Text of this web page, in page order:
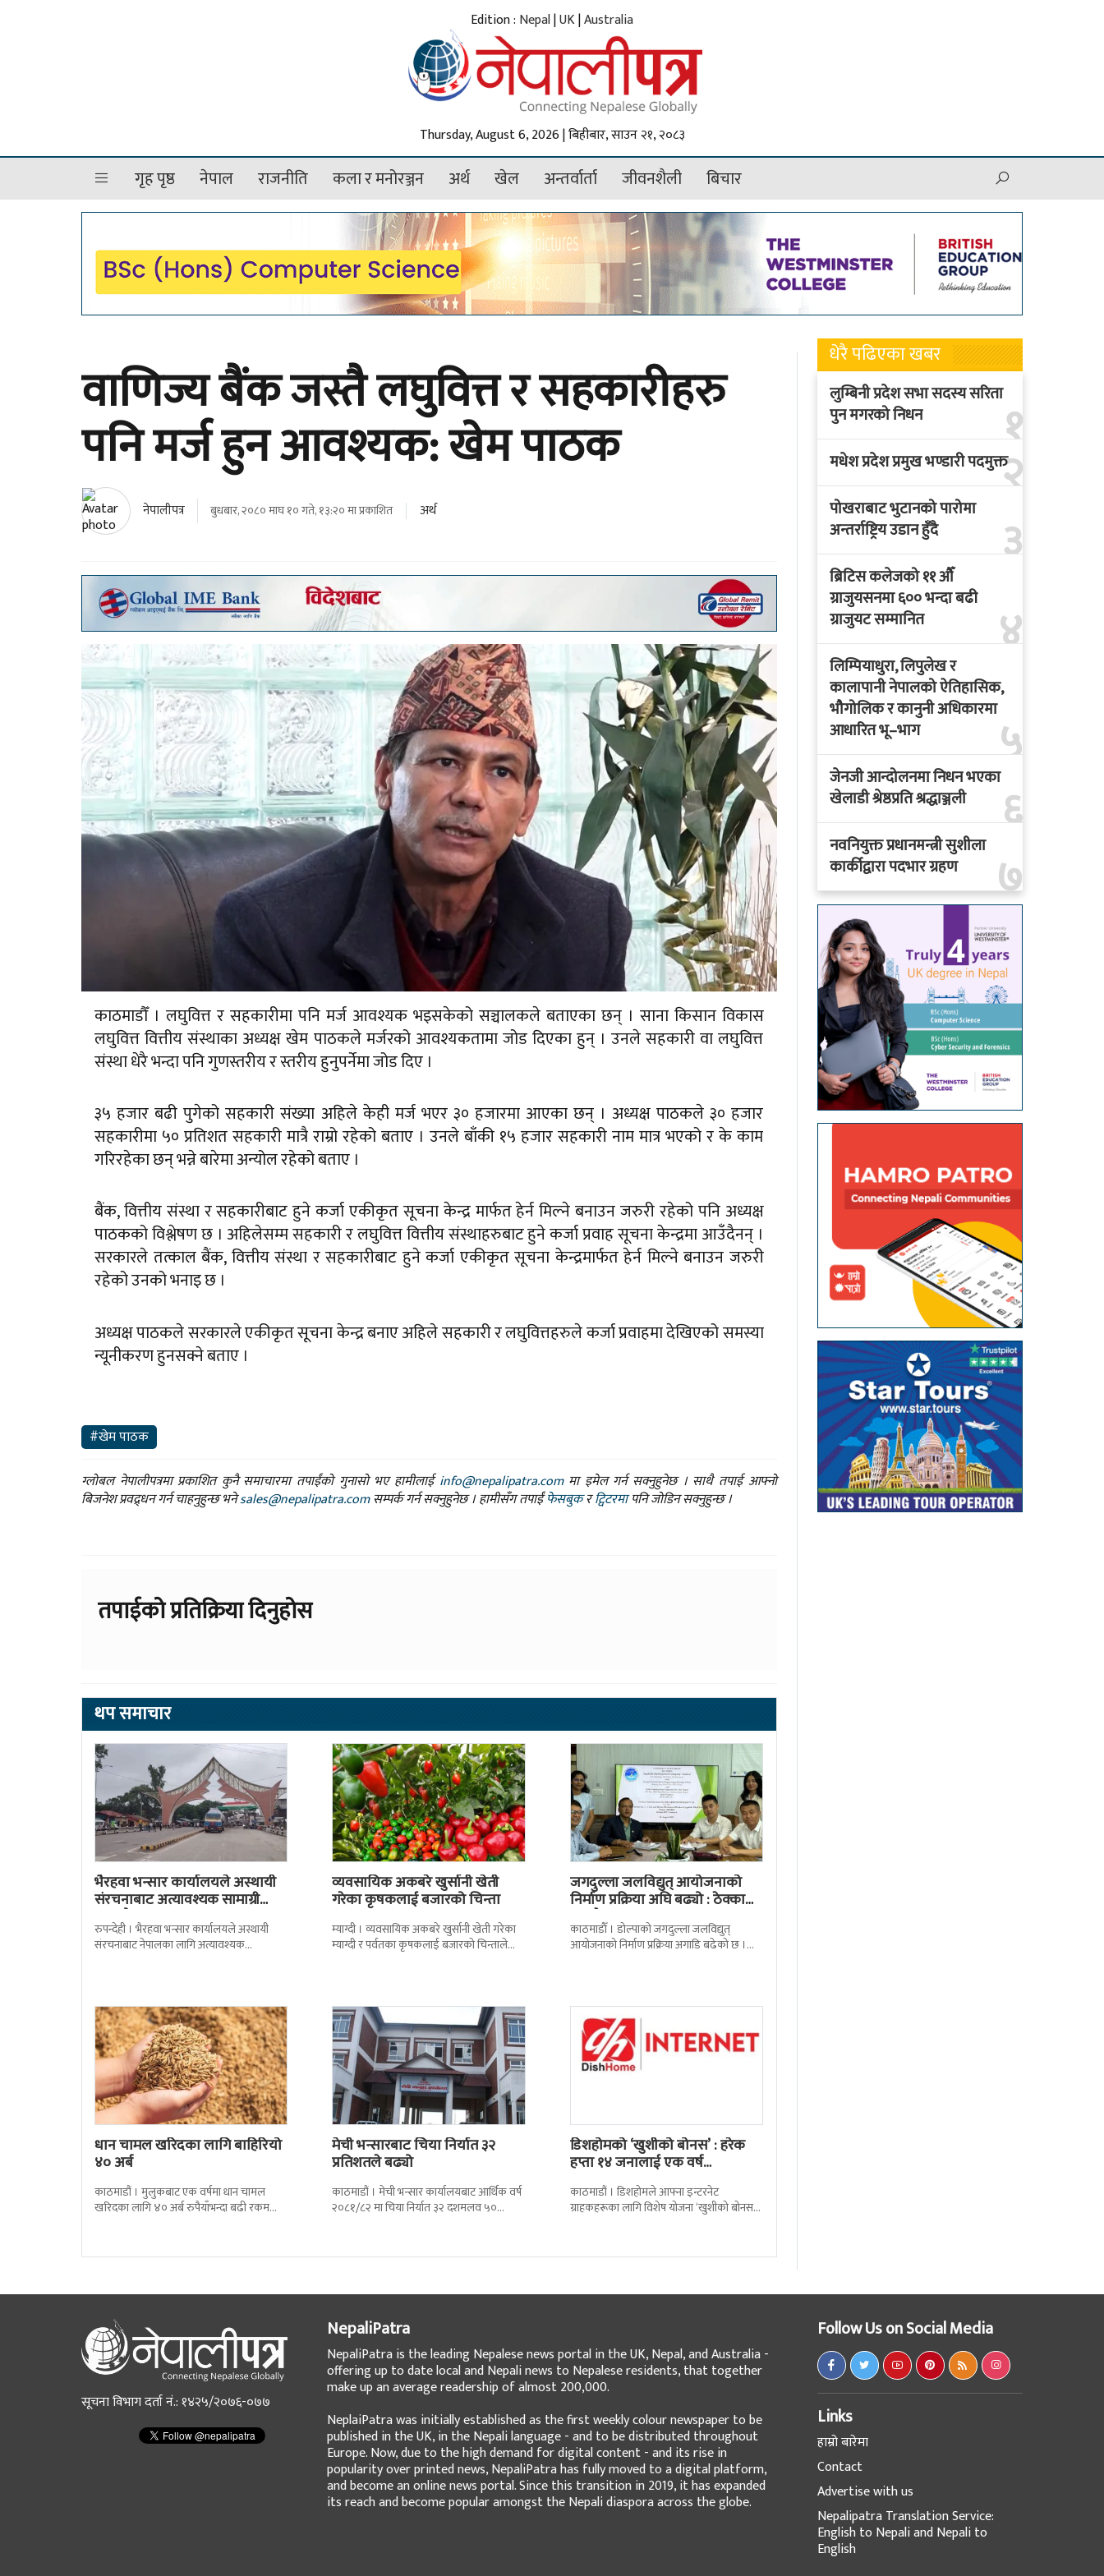
Edition : Nepal|UK|Australia
Thursday, August 6, 2026 | बिहीबार, साउन २१, २०८३
गृह पृष्ठ नेपाल राजनीति कला र मनोरञ्जन अर्थ खेल अन्तर्वार्ता जीवनशैली बिचार
वाणिज्य बैंक जस्तै लघुवित्त र सहकारीहरु
पनि मर्ज हुन आवश्यक: खेम पाठक
नेपालीपत्र बुधबार, २०८० माघ १० गते, १३:२० मा प्रकाशित अर्थ
काठमाडौँ । लघुवित्त र सहकारीमा पनि मर्ज आवश्यक भइसकेको सञ्चालकले बताएका छन् । साना किसान विकास
लघुवित्त वित्तीय संस्थाका अध्यक्ष खेम पाठकले मर्जरको आवश्यकतामा जोड दिएका हुन् । उनले सहकारी वा लघुवित्त
संस्था धेरै भन्दा पनि गुणस्तरीय र स्तरीय हुनुपर्नेमा जोड दिए ।
३५ हजार बढी पुगेको सहकारी संख्या अहिले केही मर्ज भएर ३० हजारमा आएका छन् । अध्यक्ष पाठकले ३० हजार
सहकारीमा ५० प्रतिशत सहकारी मात्रै राम्रो रहेको बताए । उनले बाँकी १५ हजार सहकारी नाम मात्र भएको र के काम
गरिरहेका छन् भन्ने बारेमा अन्योल रहेको बताए ।
बैंक, वित्तीय संस्था र सहकारीबाट हुने कर्जा एकीकृत सूचना केन्द्र मार्फत हेर्न मिल्ने बनाउन जरुरी रहेको पनि अध्यक्ष
पाठकको विश्लेषण छ । अहिलेसम्म सहकारी र लघुवित्त वित्तीय संस्थाहरुबाट हुने कर्जा प्रवाह सूचना केन्द्रमा आउँदैनन् ।
सरकारले तत्काल बैंक, वित्तीय संस्था र सहकारीबाट हुने कर्जा एकीकृत सूचना केन्द्रमार्फत हेर्न मिल्ने बनाउन जरुरी
रहेको उनको भनाइ छ ।
अध्यक्ष पाठकले सरकारले एकीकृत सूचना केन्द्र बनाए अहिले सहकारी र लघुवित्तहरुले कर्जा प्रवाहमा देखिएको समस्या
न्यूनीकरण हुनसक्ने बताए ।
#खेम पाठक
ग्लोबल नेपालीपत्रमा प्रकाशित कुनै समाचारमा तपाईंको गुनासो भए हामीलाईinfo@nepalipatra.comमा इमेल गर्न सक्नुहुनेछ । साथै तपाई आफ्नो
बिजनेश प्रवद्र्धन गर्न चाहनुहुन्छ भनेsales@nepalipatra.comसम्पर्क गर्न सक्नुहुनेछ । हामीसँग तपाईंफेसबुकरट्विटरमापनि जोडिन सक्नुहुन्छ ।
तपाईको प्रतिक्रिया दिनुहोस
थप समाचार
भैरहवा भन्सार कार्यालयले अस्थायी
संरचनाबाट अत्यावश्यक सामाग्री
ल्याउदै
रुपन्देही । भैरहवा भन्सार कार्यालयले अस्थायी
संरचनाबाट नेपालका लागि अत्यावश्यक
व्यवसायिक अकबरे खुर्सानी खेती
गरेका कृषकलाई बजारको चिन्ता
म्याग्दी । व्यवसायिक अकबरे खुर्सानी खेती गरेका
म्याग्दी र पर्वतका कृषकलाई बजारको चिन्ताले
जगदुल्ला जलविद्युत् आयोजनाको
निर्माण प्रक्रिया अघि बढ्यो : ठेक्का
सम्झौतामा…
काठमाडाैँ । डोल्पाको जगदुल्ला जलविद्युत्
आयोजनाको निर्माण प्रक्रिया अगाडि बढेको छ ।
धान चामल खरिदका लागि बाहिरियो
४० अर्ब
काठमाडौं । मुलुकबाट एक वर्षमा धान चामल
खरिदका लागि ४० अर्ब रुपैयाँभन्दा बढी रकम
मेची भन्सारबाट चिया निर्यात ३२
प्रतिशतले बढ्यो
काठमाडौं । मेची भन्सार कार्यालयबाट आर्थिक वर्ष
२०८१/८२ मा चिया निर्यात ३२ दशमलव ५०
डिशहोमको ‘खुशीको बोनस’ : हरेक
हप्ता १४ जनालाई एक वर्ष…
काठमाडौं । डिशहोमले आफ्ना इन्टरनेट
ग्राहकहरूका लागि विशेष योजना ‘खुशीको बोनस
धेरै पढिएका खबर
१
लुम्बिनी प्रदेश सभा सदस्य सरिता
पुन मगरको निधन
२
मधेश प्रदेश प्रमुख भण्डारी पदमुक्त
३
पोखराबाट भुटानको पारोमा
अन्तर्राष्ट्रिय उडान हुँदै
४
ब्रिटिस कलेजको ११ औँ
ग्राजुयसनमा ६०० भन्दा बढी
ग्राजुयट सम्मानित
५
लिम्पियाधुरा, लिपुलेख र
कालापानी नेपालको ऐतिहासिक,
भौगोलिक र कानुनी अधिकारमा
आधारित भू–भाग
६
जेनजी आन्दोलनमा निधन भएका
खेलाडी श्रेष्ठप्रति श्रद्धाञ्जली
७
नवनियुक्त प्रधानमन्त्री सुशीला
कार्कीद्वारा पदभार ग्रहण
सूचना विभाग दर्ता नं.: १४२५/२०७६-०७७
NepaliPatra
NepaliPatra is the leading Nepalese news portal in the UK, Nepal, and Australia -
offering up to date local and Nepali news to Nepalese residents, that together
make up an average readership of almost 200,000.
NeplaiPatra was initially established as the first weekly colour newspaper to be
published in the UK, in the Nepali language - and to be distributed throughout
Europe. Now, due to the high demand for digital content - and its rise in
popularity over printed news, NepaliPatra has fully moved to a digital platform,
and become an online news portal. Since this transition in 2019, it has expanded
its reach and become popular amongst the Nepali diaspora across the globe.
Follow Us on Social Media
Links
हाम्रो बारेमा
Contact
Advertise with us
Nepalipatra Translation Service:
English to Nepali and Nepali to
English